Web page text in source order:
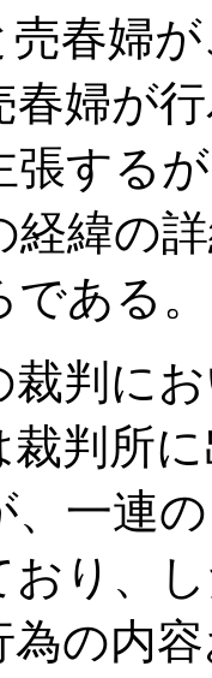
売春婦
春婦が
張する
経緯の
ある。
裁判に
裁判所
、一連
おり、
為の内